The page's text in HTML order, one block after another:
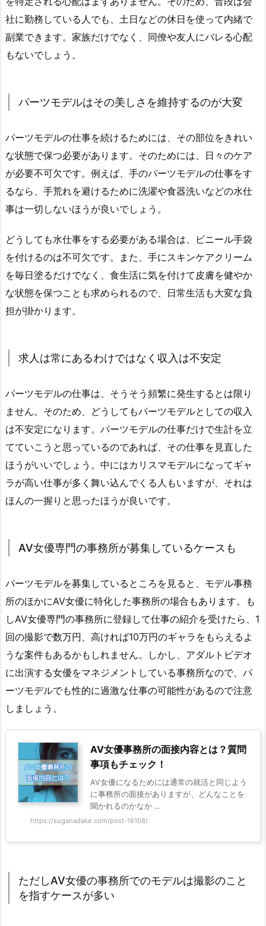
社に勤務している人でも、土日などの休日を使って内緒で
副業できます。家族だけでなく、同僚や友人にバレる心配
もないでしょう。
パーツモデルはその美しさを維持するのが大変
パーツモデルの仕事を続けるためには、その部位をきれい
な状態で保つ必要があります。そのためには、日々のケア
が必要不可欠です。例えば、手のパーツモデルの仕事をす
るなら、手荒れを避けるために洗濯や食器洗いなどの水仕
事は一切しないほうが良いでしょう。
どうしても水仕事をする必要がある場合は、ビニール手袋
を付けるのは不可欠です。また、手にスキンケアクリーム
を毎日塗るだけでなく、食生活に気を付けて皮膚を健やか
な状態を保つことも求められるので、日常生活も大変な負
担が掛かります。
求人は常にあるわけではなく収入は不安定
パーツモデルの仕事は、そうそう頻繁に発生するとは限り
ません。そのため、どうしてもパーツモデルとしての収入
は不安定になります。パーツモデルの仕事だけで生計を立
てていこうと思っているのであれば、その仕事を見直した
ほうがいいでしょう。中にはカリスマモデルになってギャ
ラが高い仕事が多く舞い込んでくる人もいますが、それは
ほんの一握りと思ったほうが良いです。
AV女優専門の事務所が募集しているケースも
パーツモデルを募集しているところを見ると、モデル事務
所のほかにAV女優に特化した事務所の場合もあります。も
しAV女優専門の事務所に登録して仕事の紹介を受けたら、1
回の撮影で数万円、高ければ10万円のギャラをもらえるよ
うな案件もあるかもしれません。しかし、アダルトビデオ
に出演する女優をマネジメントしている事務所なので、パ
ーツモデルでも性的に過激な仕事の可能性があるので注意
しましょう。
AV女優事務所の面接内容とは？質問
事項もチェック！
AV女優になるためには通常の就活と同じよう
に事務所の面接がありますが、どんなことを
聞かれるのかなか ...
https://suganadake.com/post-18108/
ただしAV女優の事務所でのモデルは撮影のこと
を指すケースが多い